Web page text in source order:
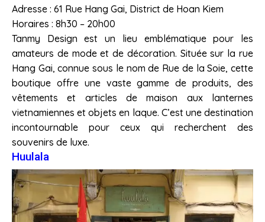
Adresse : 61 Rue Hang Gai, District de Hoan Kiem
Horaires : 8h30 – 20h00
Tanmy Design est un lieu emblématique pour les
amateurs de mode et de décoration. Située sur la rue
Hang Gai, connue sous le nom de Rue de la Soie, cette
boutique offre une vaste gamme de produits, des
vêtements et articles de maison aux lanternes
vietnamiennes et objets en laque. C’est une destination
incontournable pour ceux qui recherchent des
souvenirs de luxe.
Huulala